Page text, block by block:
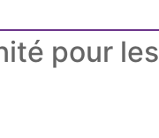
pour les